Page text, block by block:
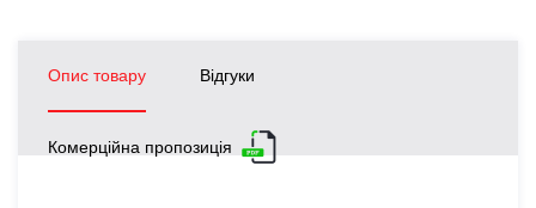
Опис товару Відгуки
Комерційна пропозиція